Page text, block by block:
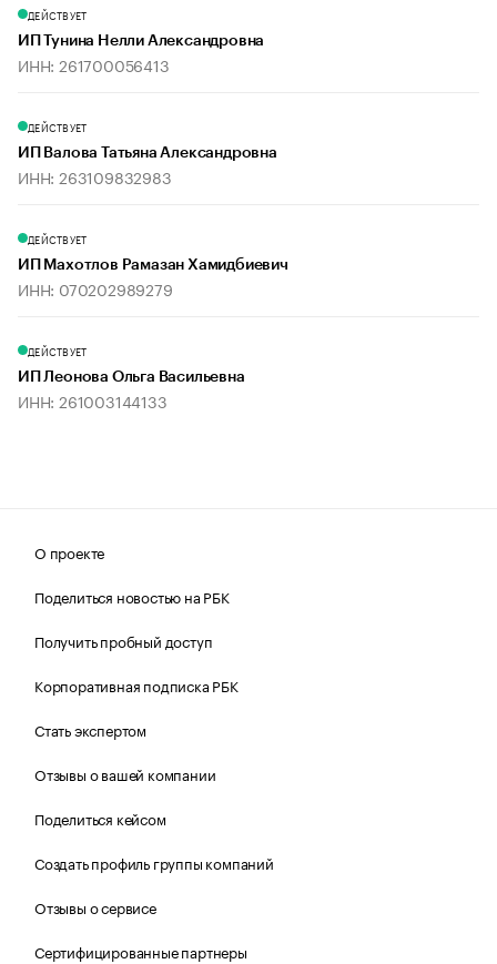
ДЕЙСТВУЕТ
ИП Тунина Нелли Александровна
ИНН: 261700056413
ДЕЙСТВУЕТ
ИП Валова Татьяна Александровна
ИНН: 263109832983
ДЕЙСТВУЕТ
ИП Махотлов Рамазан Хамидбиевич
ИНН: 070202989279
ДЕЙСТВУЕТ
ИП Леонова Ольга Васильевна
ИНН: 261003144133
О проекте
Поделиться новостью на РБК
Получить пробный доступ
Корпоративная подписка РБК
Стать экспертом
Отзывы о вашей компании
Поделиться кейсом
Создать профиль группы компаний
Отзывы о сервисе
Сертифицированные партнеры